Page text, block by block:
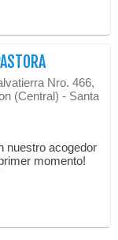
Nro. 466,
(Central) - Santa
nuestro acogedor
momento!